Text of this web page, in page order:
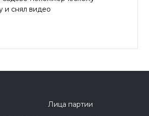
и снял видео
Лица партии